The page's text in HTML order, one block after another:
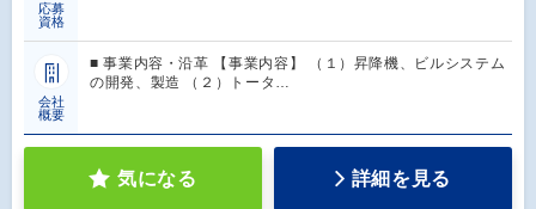
応募
資格
会社
概要
■ 事業内容・沿革 【事業内容】 （１）昇降機、ビルシステム
の開発、製造 （２）トータ…
気になる 詳細を見る